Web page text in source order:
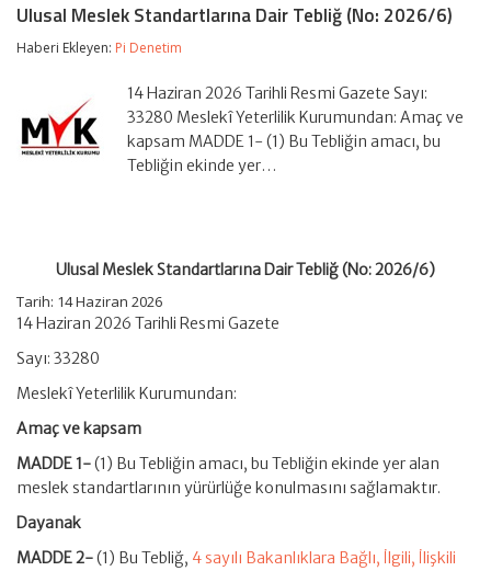
Standartlarına
Dair
Tebliğ
2026/6)
için
Ulusal Meslek Standartlarına Dair Tebliğ (No: 2026/6)
Haberi Ekleyen: Pi Denetim
14 Haziran 2026 Tarihli Resmi Gazete Sayı:
33280 Meslekî Yeterlilik Kurumundan: Amaç ve
kapsam MADDE 1- (1) Bu Tebliğin amacı, bu
Tebliğin ekinde yer…
Ulusal Meslek Standartlarına Dair Tebliğ (No: 2026/6)
Tarih: 14 Haziran 2026
14 Haziran 2026 Tarihli Resmi Gazete
Sayı: 33280
Meslekî Yeterlilik Kurumundan:
Amaç ve kapsam
MADDE 1-(1) Bu Tebliğin amacı, bu Tebliğin ekinde yer alan
meslek standartlarının yürürlüğe konulmasını sağlamaktır.
Dayanak
MADDE 2-(1) Bu Tebliğ, 4 sayılı Bakanlıklara Bağlı, İlgili, İlişkili